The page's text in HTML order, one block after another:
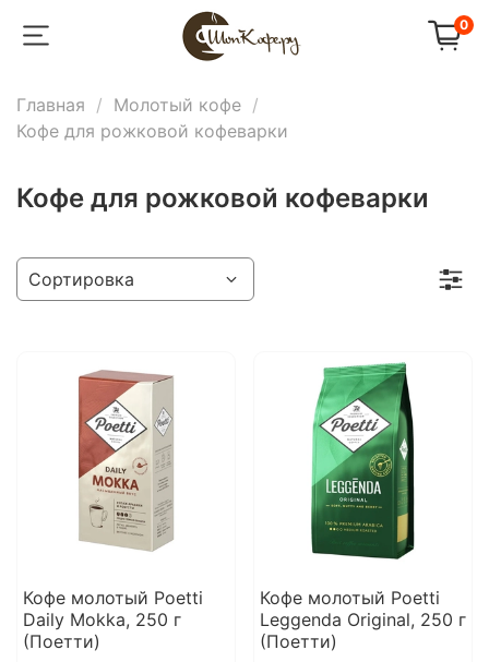
0
Главная
Молотый кофе
Кофе для рожковой кофеварки
Кофе для рожковой кофеварки
Кофе молотый Poetti
Daily Mokka, 250 г
(Поетти)
Кофе молотый Poetti
Leggenda Original, 250 г
(Поетти)